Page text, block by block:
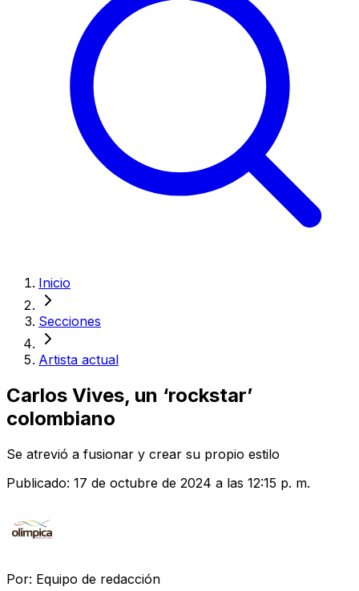
Inicio
Secciones
Artista actual
Carlos Vives, un ‘rockstar’
colombiano
Se atrevió a fusionar y crear su propio estilo
Publicado: 17 de octubre de 2024 a las 12:15 p. m.
Por: Equipo de redacción